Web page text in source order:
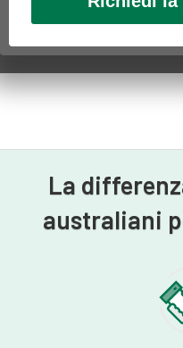
La
australiani